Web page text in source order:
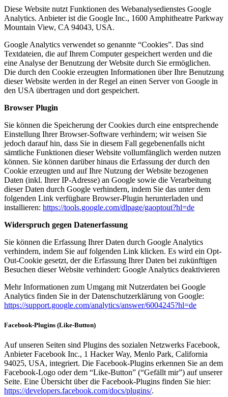
Diese Website nutzt Funktionen des Webanalysedienstes Google
Analytics. Anbieter ist die Google Inc., 1600 Amphitheatre Parkway
Mountain View, CA 94043, USA.
Google Analytics verwendet so genannte “Cookies”. Das sind
Textdateien, die auf Ihrem Computer gespeichert werden und die
eine Analyse der Benutzung der Website durch Sie ermöglichen.
Die durch den Cookie erzeugten Informationen über Ihre Benutzung
dieser Website werden in der Regel an einen Server von Google in
den USA übertragen und dort gespeichert.
Browser Plugin
Sie können die Speicherung der Cookies durch eine entsprechende
Einstellung Ihrer Browser-Software verhindern; wir weisen Sie
jedoch darauf hin, dass Sie in diesem Fall gegebenenfalls nicht
sämtliche Funktionen dieser Website vollumfänglich werden nutzen
können. Sie können darüber hinaus die Erfassung der durch den
Cookie erzeugten und auf Ihre Nutzung der Website bezogenen
Daten (inkl. Ihrer IP-Adresse) an Google sowie die Verarbeitung
dieser Daten durch Google verhindern, indem Sie das unter dem
folgenden Link verfügbare Browser-Plugin herunterladen und
installieren: https://tools.google.com/dlpage/gaoptout?hl=de
Widerspruch gegen Datenerfassung
Sie können die Erfassung Ihrer Daten durch Google Analytics
verhindern, indem Sie auf folgenden Link klicken. Es wird ein Opt-
Out-Cookie gesetzt, der die Erfassung Ihrer Daten bei zukünftigen
Besuchen dieser Website verhindert: Google Analytics deaktivieren
Mehr Informationen zum Umgang mit Nutzerdaten bei Google
Analytics finden Sie in der Datenschutzerklärung von Google:
https://support.google.com/analytics/answer/6004245?hl=de
Facebook-Plugins (Like-Button)
Auf unseren Seiten sind Plugins des sozialen Netzwerks Facebook,
Anbieter Facebook Inc., 1 Hacker Way, Menlo Park, California
94025, USA, integriert. Die Facebook-Plugins erkennen Sie an dem
Facebook-Logo oder dem “Like-Button” (“Gefällt mir”) auf unserer
Seite. Eine Übersicht über die Facebook-Plugins finden Sie hier:
https://developers.facebook.com/docs/plugins/.